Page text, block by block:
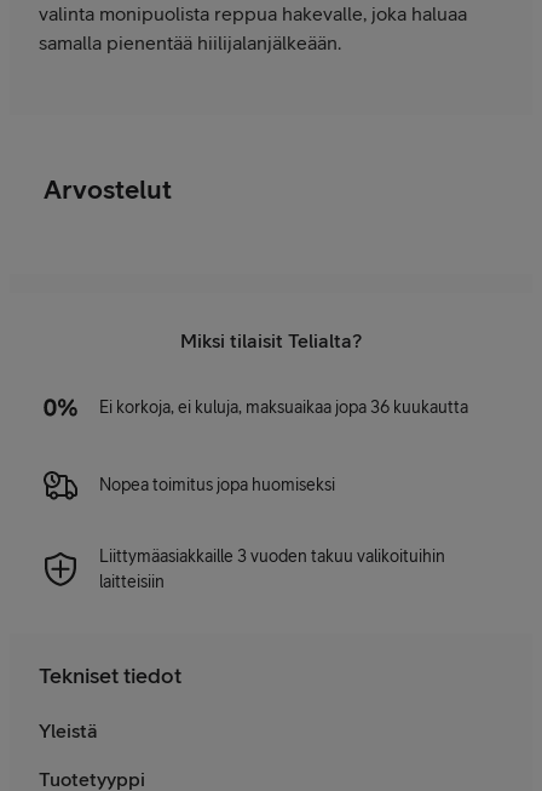
valinta monipuolista reppua hakevalle, joka haluaa
samalla pienentää hiilijalanjälkeään.
Arvostelut
Miksi tilaisit Telialta?
Ei korkoja, ei kuluja, maksuaikaa jopa 36 kuukautta
Nopea toimitus jopa huomiseksi
Liittymäasiakkaille 3 vuoden takuu valikoituihin
laitteisiin
Tekniset tiedot
Yleistä
Tuotetyyppi